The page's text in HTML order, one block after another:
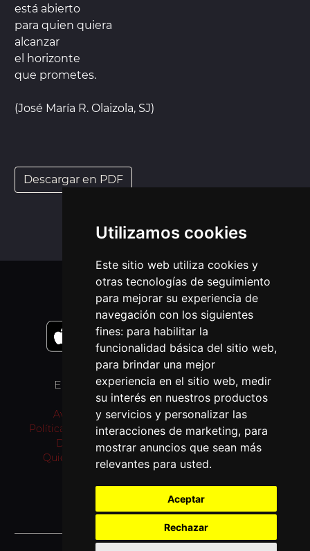
Utilizamos cookies
Este sitio web utiliza cookies y
otras tecnologías de seguimiento
para mejorar su experiencia de
navegación con los siguientes
fines: para habilitar la
funcionalidad básica del sitio web,
para brindar una mejor
experiencia en el sitio web, medir
su interés en nuestros productos
y servicios y personalizar las
interacciones de marketing, para
mostrar anuncios que sean más
relevantes para usted.
Aceptar
Rechazar
está abierto
para quien quiera
alcanzar
el horizonte
que prometes.
(José María R. Olaizola, SJ)
Descargar en PDF
APLICACIONES MÓVIL
ENLACES
Aviso Legal
Política de privacidad
Donativos
Quiénes somos
OTROS IDIOMAS
Pray as you go (inglés)
Passo a rezar (portugués)
Prie en Chemin (francés)
Bidden Onderweg
(neerlandés)
Fi tariqi osally (árabe)